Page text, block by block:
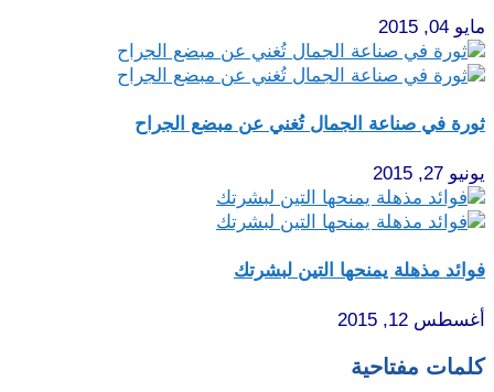
مايو 04, 2015
ثورة في صناعة الجمال تُغني عن مبضع الجراح
يونيو 27, 2015
فوائد مذهلة يمنحها التين لبشرتك
أغسطس 12, 2015
كلمات مفتاحية